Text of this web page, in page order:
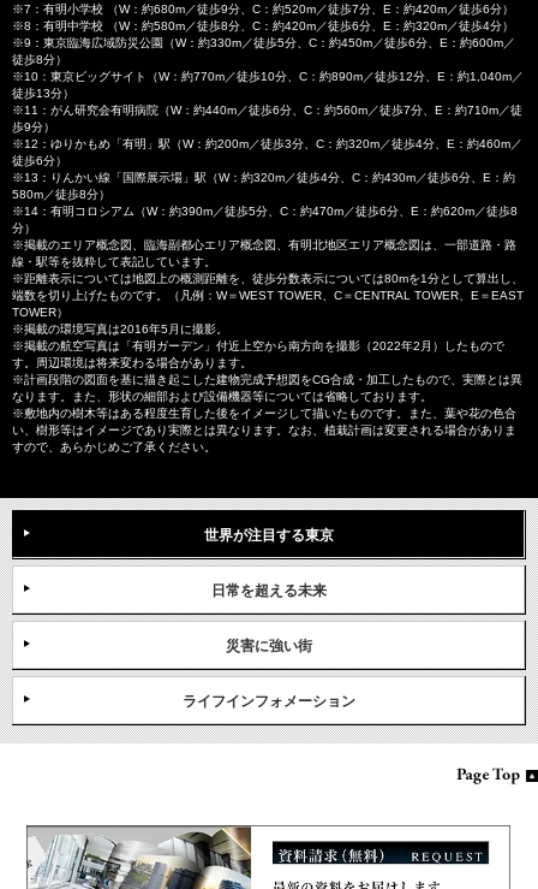
※7：有明小学校 （W：約680m／徒歩9分、C：約520m／徒歩7分、E：約420m／徒歩6分）
※8：有明中学校 （W：約580m／徒歩8分、C：約420m／徒歩6分、E：約320m／徒歩4分）
※9：東京臨海広域防災公園（W：約330m／徒歩5分、C：約450m／徒歩6分、E：約600m／
徒歩8分）
※10：東京ビッグサイト（W：約770m／徒歩10分、C：約890m／徒歩12分、E：約1,040m／
徒歩13分）
※11：がん研究会有明病院（W：約440m／徒歩6分、C：約560m／徒歩7分、E：約710m／徒
歩9分）
※12：ゆりかもめ「有明」駅（W：約200m／徒歩3分、C：約320m／徒歩4分、E：約460m／
徒歩6分）
※13：りんかい線「国際展示場」駅（W：約320m／徒歩4分、C：約430m／徒歩6分、E：約
580m／徒歩8分）
※14：有明コロシアム（W：約390m／徒歩5分、C：約470m／徒歩6分、E：約620m／徒歩8
分）
※掲載のエリア概念図、臨海副都心エリア概念図、有明北地区エリア概念図は、一部道路・路
線・駅等を抜粋して表記しています。
※距離表示については地図上の概測距離を、徒歩分数表示については80mを1分として算出し、
端数を切り上げたものです。（凡例：W＝WEST TOWER、C＝CENTRAL TOWER、E＝EAST
TOWER）
※掲載の環境写真は2016年5月に撮影。
※掲載の航空写真は「有明ガーデン」付近上空から南方向を撮影（2022年2月）したもので
す。周辺環境は将来変わる場合があります。
※計画段階の図面を基に描き起こした建物完成予想図をCG合成・加工したもので、実際とは異
なります。また、形状の細部および設備機器等については省略しております。
※敷地内の樹木等はある程度生育した後をイメージして描いたものです。また、葉や花の色合
い、樹形等はイメージであり実際とは異なります。なお、植栽計画は変更される場合がありま
すので、あらかじめご了承ください。
世界が注目する東京
日常を超える未来
災害に強い街
ライフインフォメーション